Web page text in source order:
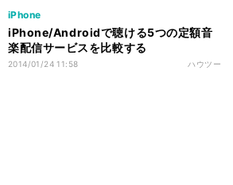
iPhone
iPhone/Androidで聴ける5つの定額音
楽配信サービスを比較する
2014/01/24 11:58 ハウツー